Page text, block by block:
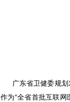
广东省卫健委规
作为“全省首批互联